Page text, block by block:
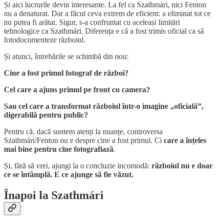
Și aici lucrurile devin interesante. La fel ca Szathmári, nici Fenton
nu a denaturat. Dar a făcut ceva extrem de eficient: a eliminat tot ce
nu putea fi arătat. Sigur, s-a confruntat cu aceleași limitări
tehnologice ca Szathmári. Diferența e că a fost trimis oficial ca să
fotodocumenteze războiul.
Și atunci, întrebările se schimbă din nou:
Cine a fost primul fotograf de război?
Cel care a ajuns primul pe front cu camera?
Sau cel care a transformat războiul într-o imagine „oficială”,
digerabilă pentru public?
Pentru că, dacă suntem atenți la nuanțe, controversa
Szathmári/Fenton nu e despre cine a fost primul. Ci care a înțeles
mai bine pentru cine fotografiază.
Și, fără să vrei, ajungi la o concluzie incomodă: războiul nu e doar
ce se întâmplă. E ce ajunge să fie văzut.
Înapoi la Szathmári